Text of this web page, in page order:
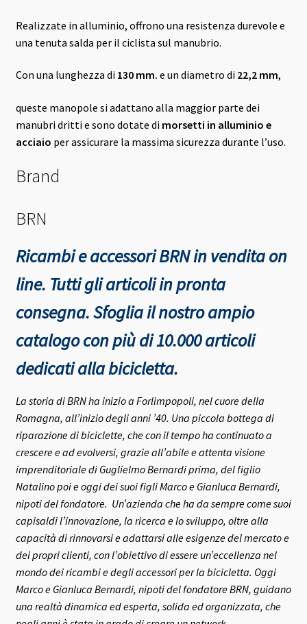
Realizzate in alluminio, offrono una resistenza durevole e
una tenuta salda per il ciclista sul manubrio.
Con una lunghezza di 130 mm. e un diametro di 22,2 mm,
queste manopole si adattano alla maggior parte dei
manubri dritti e sono dotate di morsetti in alluminio e
acciaio per assicurare la massima sicurezza durante l’uso.
Brand
BRN
Ricambi e accessori BRN in vendita on
line. Tutti gli articoli in pronta
consegna.Sfoglia il nostro ampio
catalogo con più di 10.000 articoli
dedicati alla bicicletta.
La storia di BRN ha inizio a Forlimpopoli, nel cuore della
Romagna, all’inizio degli anni ’40. Una piccola bottega di
riparazione di biciclette, che con il tempo ha continuato a
crescere e ad evolversi, grazie all’abile e attenta visione
imprenditoriale di Guglielmo Bernardi prima, del figlio
Natalino poi e oggi dei suoi figli Marco e Gianluca Bernardi,
nipoti del fondatore. Un’azienda che ha da sempre come suoi
capisaldi l’innovazione, la ricerca e lo sviluppo, oltre alla
capacità di rinnovarsi e adattarsi alle esigenze del mercato e
dei propri clienti, con l’obiettivo di essere un’eccellenza nel
mondo dei ricambi e degli accessori per la bicicletta. Oggi
Marco e Gianluca Bernardi, nipoti del fondatore BRN, guidano
una realtà dinamica ed esperta, solida ed organizzata, che